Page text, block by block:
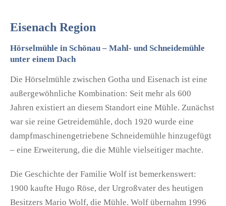
Eisenach Region
Hörselmühle in Schönau – Mahl- und Schneidemühle
unter einem Dach
Die Hörselmühle zwischen Gotha und Eisenach ist eine
außergewöhnliche Kombination: Seit mehr als 600
Jahren existiert an diesem Standort eine Mühle. Zunächst
war sie reine Getreidemühle, doch 1920 wurde eine
dampfmaschinengetriebene Schneidemühle hinzugefügt
– eine Erweiterung, die die Mühle vielseitiger machte.
Die Geschichte der Familie Wolf ist bemerkenswert:
1900 kaufte Hugo Röse, der Urgroßvater des heutigen
Besitzers Mario Wolf, die Mühle. Wolf übernahm 1996